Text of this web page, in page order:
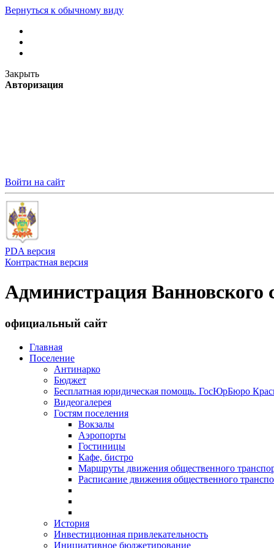
Вернуться к обычному виду
Закрыть
Авторизация
Войти на сайт
PDA версия
Контрастная версия
Администрация Ванновского
официальный сайт
Главная
Поселение
Антинарко
Бюджет
Бесплатная юридическая помощь. ГосЮрБюро
Видеогалерея
Гостям поселения
Вокзалы
Аэропорты
Гостиницы
Кафе, бистро
Маршруты движения общественного
Расписание движения общественного
История
Инвестиционная привлекательность
Инициативное бюджетирование